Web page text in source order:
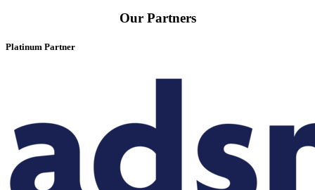
Our Partners
Platinum Partner